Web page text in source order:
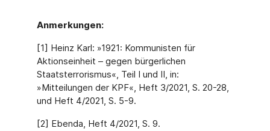
Anmerkungen:
[1] Heinz Karl: »1921: Kommunisten für
Aktionseinheit – gegen bürgerlichen
Staatsterrorismus«, Teil I und II, in:
»Mitteilungen der KPF«, Heft 3/2021, S. 20-28,
und Heft 4/2021, S. 5-9.
[2] Ebenda, Heft 4/2021, S. 9.